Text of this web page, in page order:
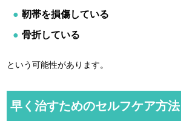
靭帯を損傷している
骨折している
という可能性があります。
早く治すためのセルフケア方法